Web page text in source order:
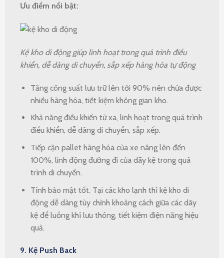
Ưu điểm nổi bật:
Kệ kho di động giúp linh hoạt trong quá trình điều
khiển, dễ dàng di chuyển, sắp xếp hàng hóa tự động
Tăng công suất lưu trữ lên tới 90% nên chứa được
nhiều hàng hóa, tiết kiệm không gian kho.
Khả năng điều khiển từ xa, linh hoạt trong quá trình
điều khiển, dễ dàng di chuyển, sắp xếp.
Tiếp cận pallet hàng hóa của xe nâng lên đến
100%, linh động đường đi của dãy kệ trong quá
trình di chuyển.
Tính bảo mật tốt. Tại các kho lạnh thì kệ kho di
động dễ dàng tùy chỉnh khoảng cách giữa các dãy
kệ để luồng khí lưu thông, tiết kiệm điện năng hiệu
quả.
9. Kệ Push Back